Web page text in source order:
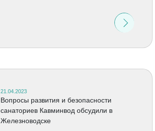
21.04.2023
Вопросы развития и безопасности
санаториев Кавминвод обсудили в
Железноводске